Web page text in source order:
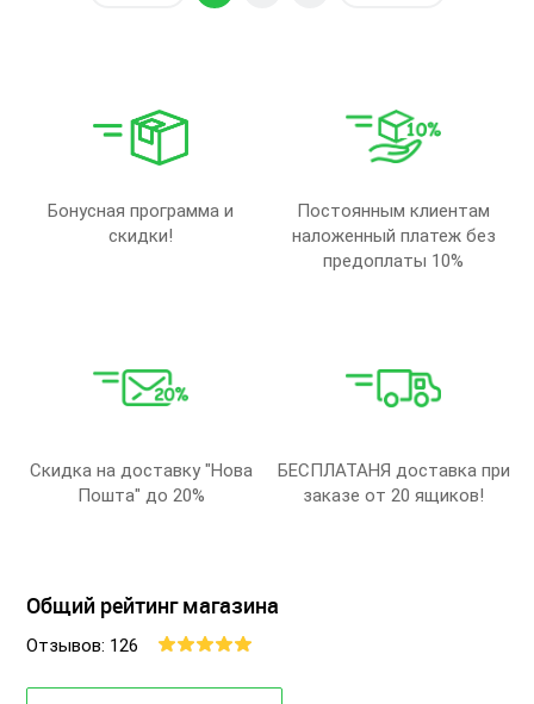
Бонусная программа и
скидки!
Постоянным клиентам
наложенный платеж без
предоплаты 10%
Скидка на доставку "Нова
Пошта" до 20%
БЕСПЛАТАНЯ доставка при
заказе от 20 ящиков!
Общий рейтинг магазина
Отзывов: 126